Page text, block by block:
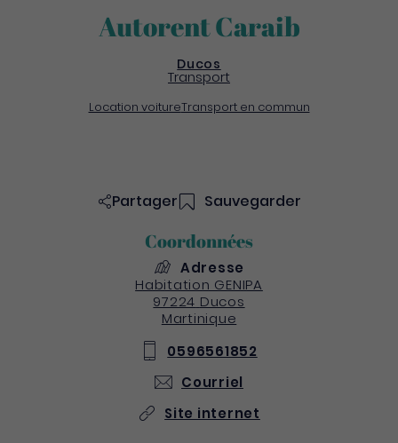
Autorent Caraib
Ducos
Transport
Location voitureTransport en commun
Partager Sauvegarder
Coordonnées
Adresse
Habitation GENIPA
97224 Ducos
Martinique
0596561852
Courriel
Site internet